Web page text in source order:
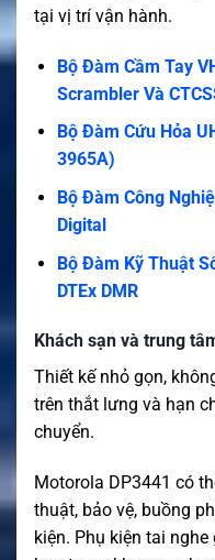
tại vị trí vận hành.
Bộ Đàm Cầm Tay
Scrambler Và
Bộ Đàm Cứu Hỏa
3965A)
Bộ Đàm Công
Digital
Bộ Đàm Kỹ Thuật
DTEx DMR
Khách sạn và trung
Thiết kế nhỏ gọn,
trên thắt lưng và hạn
chuyển.
Motorola DP3441 có
thuật, bảo vệ, buồng
kiện. Phụ kiện tai